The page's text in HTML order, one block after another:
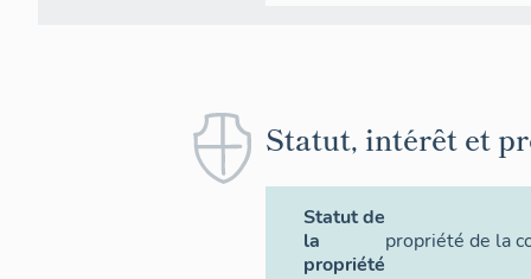
Statut, intérêt et
Statut de
la
propriété
propriété de la